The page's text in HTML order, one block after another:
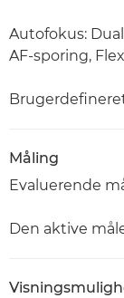
Autofokus:
AF-sporing,
Måling
Evaluerende
Den aktive